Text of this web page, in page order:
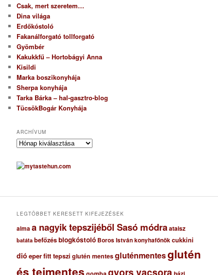
Csak, mert szeretem…
Dina világa
Erdőkóstoló
Fakanálforgató tollforgató
Gyömbér
Kakukkfű – Hortobágyi Anna
Kisildi
Marka boszikonyhája
Sherpa konyhája
Tarka Bárka – hal-gasztro-blog
TücsökBogár Konyhája
ARCHÍVUM
A
c
h
u
LEGTÖBBET KERESETT KIFEJEZÉSEK
almaa nagyik tepszijéből Sasó módraataisz
batáta befőzésblogkóstoló Boros István konyhafőnökcukkini
dió eperfitt tepszi glutén mentesgluténmentesglutén
és tejmentes
gyors vacsora